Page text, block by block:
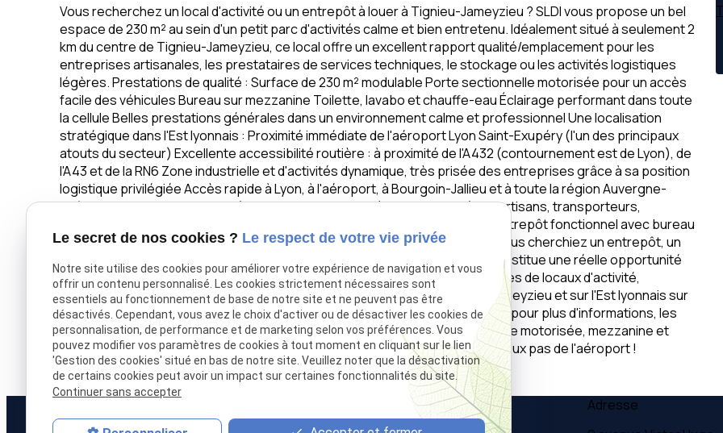
Vous recherchez un local d'activité ou un entrepôt à louer à Tignieu-Jameyzieu ? SLDI vous propose un bel
espace de 230 m² au sein d'un petit parc d'activités calme et bien entretenu. Idéalement situé à seulement 2
km du centre de Tignieu-Jameyzieu, ce local offre un excellent rapport qualité/emplacement pour les
entreprises artisanales, les prestataires de services techniques, le stockage ou les activités logistiques
légères. Prestations de qualité : Surface de 230 m² modulable Porte sectionnelle motorisée pour un accès
facile des véhicules Bureau sur mezzanine Toilette, lavabo et chauffe-eau Éclairage performant dans toute
la cellule Belles prestations générales dans un environnement calme et professionnel Une localisation
stratégique dans l'Est lyonnais : Proximité immédiate de l'aéroport Lyon Saint-Exupéry (l'un des principaux
atouts du secteur) Excellente accessibilité routière : à proximité de l'A432 (contournement est de Lyon), de
l'A43 et de la RN6 Zone industrielle et d'activités dynamique, très prisée des entreprises grâce à sa position
logistique privilégiée Accès rapide à Lyon, à l'aéroport, à Bourgoin-Jallieu et à toute la région Auvergne-
Rhône-Alpes Ce local d'activité de 230 m² est particulièrement adapté aux artisans, transporteurs,
sociétés de maintenance, e-commerce ou entreprises ayant besoin d'un entrepôt fonctionnel avec bureau
intégré, dans un cadre calme tout en restant parfaitement connecté. Que vous cherchiez un entrepôt, un
atelier ou un local mixte activité/bureau, cette offre à Tignieu-Jameyzieu constitue une réelle opportunité
dans un secteur en plein développement. Découvrez l'ensemble de nos offres de locaux d'activité,
entrepôts et ateliers à louer à Tignieu-Jameyzieu, Saint-Laurent-de-Mûre, Meyzieu et sur l'Est lyonnais sur
notre site internet : www.sldi-immobilier.com N'hésitez pas à nous contacter pour plus d'informations, les
détails techniques ou pour organiser une visite. Ce local de 230 m² avec porte motorisée, mezzanine et
prestations récentes est disponible immédiatement dans un parc calme à deux pas de l'aéroport !
Téléphone
Adresse
Le secret de nos cookies ? Le respect de votre vie privée
Notre site utilise des cookies pour améliorer votre expérience de navigation et vous
offrir un contenu personnalisé. Les cookies strictement nécessaires sont
essentiels au fonctionnement de base de notre site et ne peuvent pas être
désactivés. Cependant, vous avez le choix d'activer ou de désactiver les cookies de
personnalisation, de performance et de marketing selon vos préférences. Vous
pouvez modifier vos paramètres de cookies à tout moment en cliquant sur le lien
'Gestion des cookies' situé en bas de notre site. Veuillez noter que la désactivation
de certains cookies peut avoir un impact sur certaines fonctionnalités du site.
Continuer sans accepter